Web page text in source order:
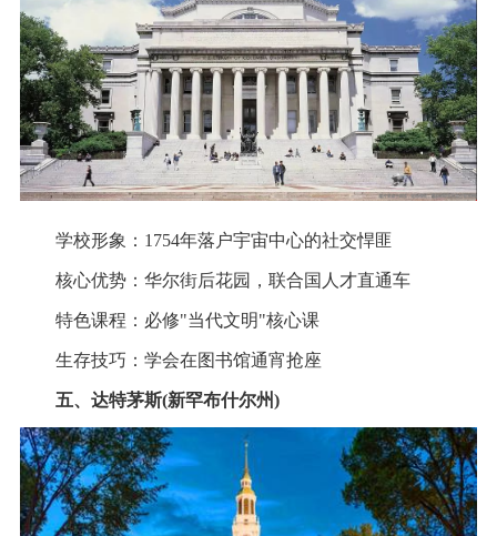
学校形象：1754年落户宇宙中心的社交悍匪
核心优势：华尔街后花园，联合国人才直通车
特色课程：必修"当代文明"核心课
生存技巧：学会在图书馆通宵抢座
五、达特茅斯(新罕布什尔州)